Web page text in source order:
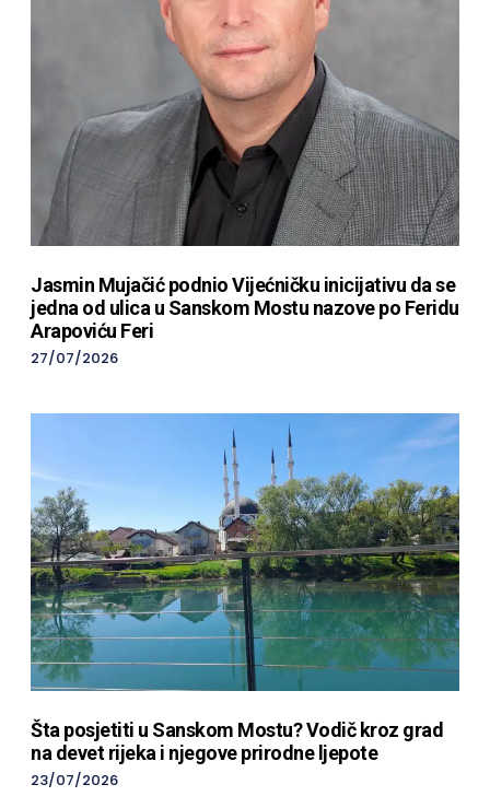
Jasmin Mujačić podnio Vijećničku inicijativu da se
jedna od ulica u Sanskom Mostu nazove po Feridu
Arapoviću Feri
27/07/2026
Šta posjetiti u Sanskom Mostu? Vodič kroz grad
na devet rijeka i njegove prirodne ljepote
23/07/2026